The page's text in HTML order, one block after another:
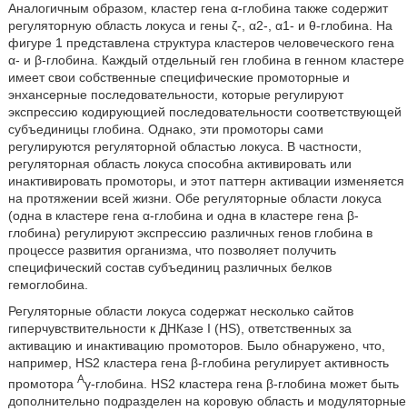
Аналогичным образом, кластер гена α-глобина также содержит
регуляторную область локуса и гены ζ-, α2-, α1- и θ-глобина. На
фигуре 1 представлена структура кластеров человеческого гена
α- и β-глобина. Каждый отдельный ген глобина в генном кластере
имеет свои собственные специфические промоторные и
энхансерные последовательности, которые регулируют
экспрессию кодирующией последовательности соответствующей
субъединицы глобина. Однако, эти промоторы сами
регулируются регуляторной областью локуса. В частности,
регуляторная область локуса способна активировать или
инактивировать промоторы, и этот паттерн активации изменяется
на протяжении всей жизни. Обе регуляторные области локуса
(одна в кластере гена α-глобина и одна в кластере гена β-
глобина) регулируют экспрессию различных генов глобина в
процессе развития организма, что позволяет получить
специфический состав субъединиц различных белков
гемоглобина.
Регуляторные области локуса содержат несколько сайтов
гиперчувствительности к ДНКазе I (HS), ответственных за
активацию и инактивацию промоторов. Было обнаружено, что,
например, HS2 кластера гена β-глобина регулирует активность
промотора Aγ-глобина. HS2 кластера гена β-глобина может быть
дополнительно подразделен на коровую область и модуляторные